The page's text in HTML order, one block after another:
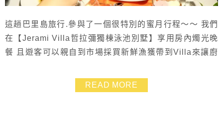
這趟巴里島旅行.參與了一個很特別的蜜月行程～～ 我們
在【Jerami Villa哲拉彌獨棟泳池別墅】享用房內燭光晚
餐 且遊客可以親自到市場採買新鮮漁獲帶到Villa來讓廚
空旅遊才有的 若是沒有入住在【Jerami Villa】也能到他
們有對外營業的【Warung Jerami】餐廳吃吃看巴里島風
READ MORE